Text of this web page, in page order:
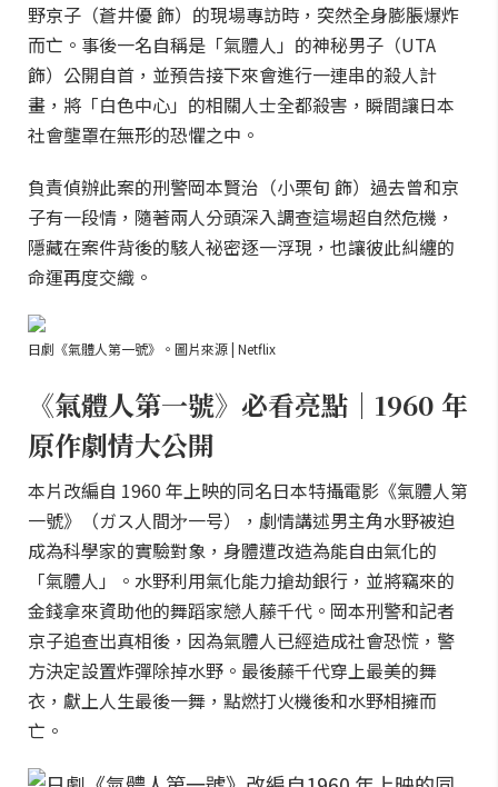
野京子（蒼井優 飾）的現場專訪時，突然全身膨脹爆炸
而亡。事後一名自稱是「氣體人」的神秘男子（UTA
飾）公開自首，並預告接下來會進行一連串的殺人計
畫，將「白色中心」的相關人士全都殺害，瞬間讓日本
社會壟罩在無形的恐懼之中。
負責偵辦此案的刑警岡本賢治（小栗旬 飾）過去曾和京
子有一段情，隨著兩人分頭深入調查這場超自然危機，
隱藏在案件背後的駭人祕密逐一浮現，也讓彼此糾纏的
命運再度交織。
日劇《氣體人第一號》。圖片來源 | Netflix
《氣體人第一號》必看亮點｜1960 年
原作劇情大公開
本片改編自 1960 年上映的同名日本特攝電影《氣體人第
一號》（ガス人間㐧一号），劇情講述男主角水野被迫
成為科學家的實驗對象，身體遭改造為能自由氣化的
「氣體人」。水野利用氣化能力搶劫銀行，並將竊來的
金錢拿來資助他的舞蹈家戀人藤千代。岡本刑警和記者
京子追查出真相後，因為氣體人已經造成社會恐慌，警
方決定設置炸彈除掉水野。最後藤千代穿上最美的舞
衣，獻上人生最後一舞，點燃打火機後和水野相擁而
亡。